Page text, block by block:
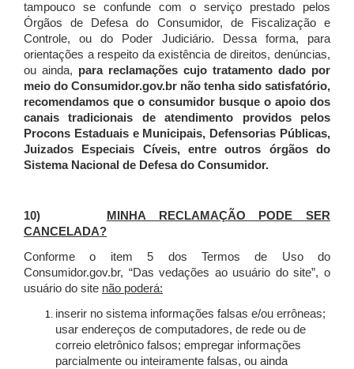
tampouco se confunde com o serviço prestado pelos
Órgãos de Defesa do Consumidor, de Fiscalização e
Controle, ou do Poder Judiciário. Dessa forma, para
orientações a respeito da existência de direitos, denúncias,
ou ainda, para reclamações cujo tratamento dado por
meio do Consumidor.gov.br não tenha sido satisfatório,
recomendamos que o consumidor busque o apoio dos
canais tradicionais de atendimento providos pelos
Procons Estaduais e Municipais, Defensorias Públicas,
Juizados Especiais Cíveis, entre outros órgãos do
Sistema Nacional de Defesa do Consumidor.
10)
MINHA RECLAMAÇÃO PODE SER
CANCELADA?
Conforme o item 5 dos Termos de Uso do
Consumidor.gov.br, “Das vedações ao usuário do site”, o
usuário do site não poderá:
inserir no sistema informações falsas e/ou errôneas;
usar endereços de computadores, de rede ou de
correio eletrônico falsos; empregar informações
parcialmente ou inteiramente falsas, ou ainda